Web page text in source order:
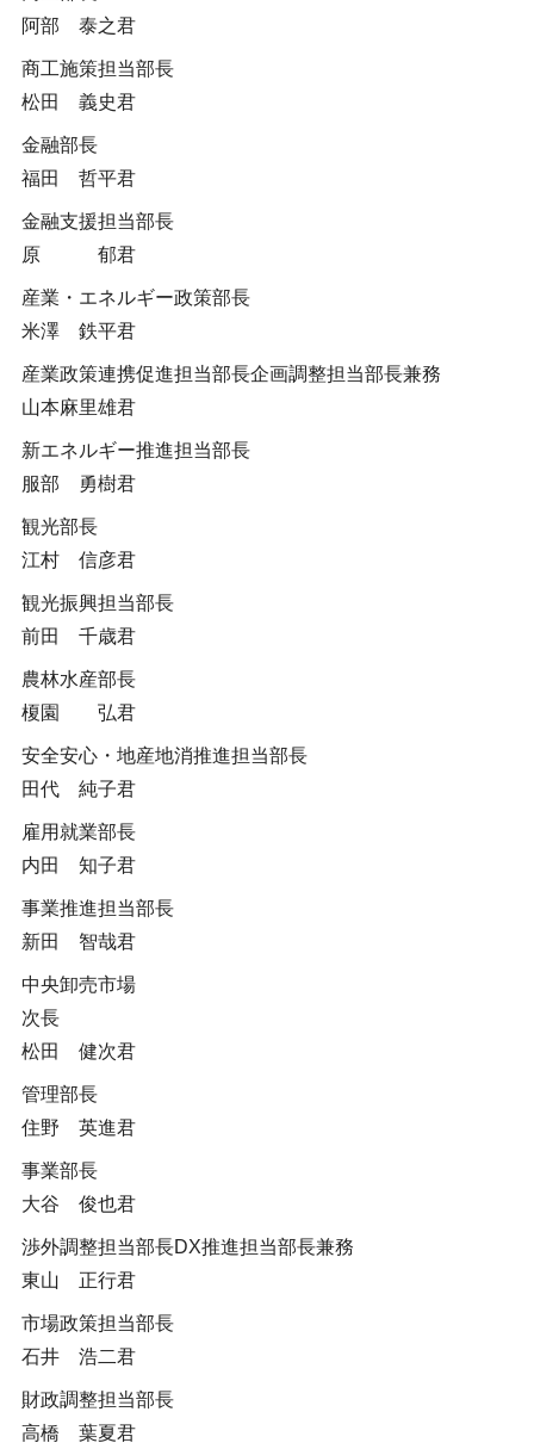
阿部 泰之君
商工施策担当部長
松田 義史君
金融部長
福田 哲平君
金融支援担当部長
原 郁君
産業・エネルギー政策部長
米澤 鉄平君
産業政策連携促進担当部長企画調整担当部長兼務
山本麻里雄君
新エネルギー推進担当部長
服部 勇樹君
観光部長
江村 信彦君
観光振興担当部長
前田 千歳君
農林水産部長
榎園 弘君
安全安心・地産地消推進担当部長
田代 純子君
雇用就業部長
内田 知子君
事業推進担当部長
新田 智哉君
中央卸売市場
次長
松田 健次君
管理部長
住野 英進君
事業部長
大谷 俊也君
渉外調整担当部長DX推進担当部長兼務
東山 正行君
市場政策担当部長
石井 浩二君
財政調整担当部長
高橋 葉夏君